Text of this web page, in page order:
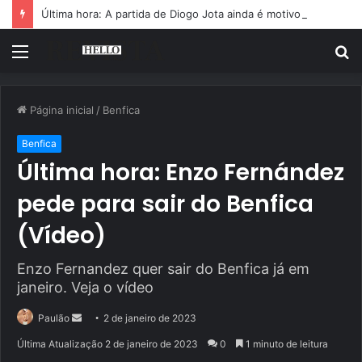
Menu
Página inicial / Benfica
Benfica
Última hora: Enzo Fernández
pede para sair do Benfica
(Vídeo)
Enzo Fernandez quer sair do Benfica já em
janeiro. Veja o vídeo
Paulão
Mande2 de janeiro de 2023
Última Atualização 2 de janeiro de 2023 0 1 minuto de leitura